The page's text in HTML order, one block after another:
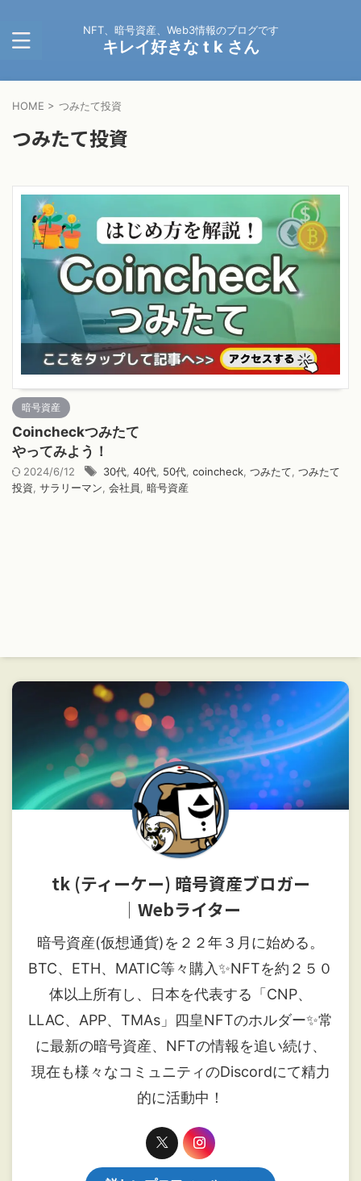
NFT、暗号資産、Web3情報のブログです
キレイ好きな t k さん
HOME > つみたて投資
つみたて投資
暗号資産
Coincheckつみたて
やってみよう！
2024/6/12 30代 40代 50代 coincheck つみたて つみたて
投資 サラリーマン 会社員 暗号資産
tk (ティーケー) 暗号資産ブロガー
│Webライター
暗号資産(仮想通貨)を２２年３月に始める。
BTC、ETH、MATIC等々購入✨NFTを約２５０
体以上所有し、日本を代表する「CNP、
LLAC、APP、TMAs」四皇NFTのホルダー✨常
に最新の暗号資産、NFTの情報を追い続け、
現在も様々なコミュニティのDiscordにて精力
的に活動中！